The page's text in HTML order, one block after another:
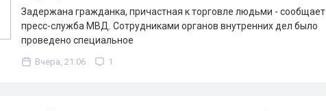
Задержана гражданка, причастная к торговле людьми - сообщает
пресс-служба МВД. Сотрудниками органов внутренних дел было
проведено специальное
Вчера, 21:06 1